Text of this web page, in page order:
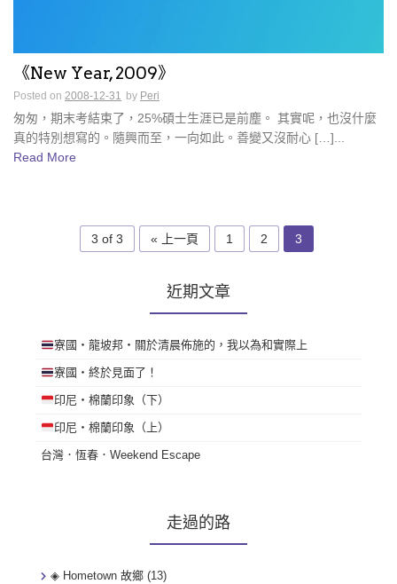
《New Year, 2009》
Posted on 2008-12-31 by Peri
匆匆，期末考結束了，25%碩士生涯已是前塵。 其實呢，也沒什麼
真的特別想寫的。隨興而至，一向如此。善變又沒耐心 […]...
Read More
3 of 3 « 上一頁 1 2 3
近期文章
寮國・龍坡邦・關於清晨佈施的，我以為和實際上
寮國・終於見面了！
印尼・棉蘭印象（下）
印尼・棉蘭印象（上）
台灣．恆春．Weekend Escape
走過的路
◈ Hometown 故鄉 (13)